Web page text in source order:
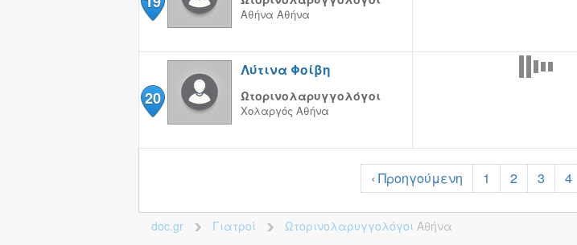
Αθήνα Αθήνα
20
Λύτινα Φοίβη
Ωτορινολαρυγγολόγοι
Χολαργός Αθήνα
‹ Προηγούμενη 1 2 3 4
doc.gr >Γιατροί >
Ωτορινολαρυγγολόγοι Αθήνα